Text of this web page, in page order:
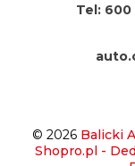
Tel: 600
© 2026 Balicki
Shopro.pl -